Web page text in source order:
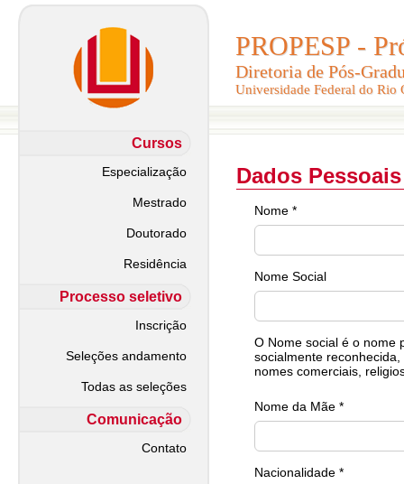
PROPESP -
Diretoria de Pós-
Universidade Federal do Rio
PROPESP -
Diretoria de Pós-
Universidade Federal do Rio
Cursos
Especialização
Mestrado
Doutorado
Residência
Processo seletivo
Inscrição
Seleções andamento
Todas as seleções
Comunicação
Contato
Dados Pessoais
Nome *
Nome Social
O Nome social é o nome
socialmente
nomes comerciais,
Nome da Mãe *
Nacionalidade *